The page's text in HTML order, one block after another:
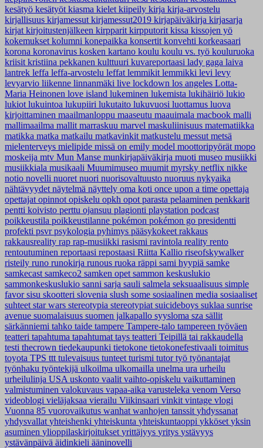
kesätyö kesätyöt kiasma kielet kiipeily kirja kirja-arvostelu
kirjallisuus kirjamessut kirjamessut2019 kirjapäiväkirja kirjasarja
kirjat kirjoitustenjälkeen kirpparit kirpputorit kissa kissojen yö
kokemukset kolumni konepaikka konsertit konvehti korkeasaari
korona koronavirus kosken kartano koulu koulu vs. työ kouluruoka
kriisit kristiina pekkanen kulttuuri kuvareportaasi lady gaga laiva
lantrek leffa leffa-arvostelu leffat lemmikit lemmikki levi levy
levyarvio liikenne linnanmäki live lockdown los angeles Lotta-
Maria Heinonen love island lukeminen lukemista lukihäiriö lukio
lukiot lukuintoa lukupiiri lukutaito lukuvuosi luottamus luova
kirjoittaminen maailmanloppu maaseutu maauimala macbook malli
mallimaailma mallit marraskuu marvel maskuliinisuus matematiikka
matikka matka matkailu matkavinkit matkustelu messut metsä
mielenterveys mielipide missä on emily model moottoripyörät mopo
moskeija mtv Mun Manse munkirjapäiväkirja muoti museo musiikki
musiikkiala musikaali Muumimuseo muumit myrsky netflix nikke
notio novelli nuoret nuori nuorisovaltuusto nuoruus nykyaika
nähtävyydet näytelmä näyttely oma koti once upon a time opettaja
opettajat opinnot opiskelu opkh opot parasta pelaaminen penkkarit
pentti koivisto perttu ojansuu plagionti playstation podcast
poikkeustila poikkeustilanne pokémon pokémon go presidentti
profekti psvrpsykologia pyhimys pääsykokeet rakkaus
rakkausreality rap rap-musiikki rasismi ravintola reality rento
rentoutuminen reportaasi repostaasi Riitta Kallio riseofskywalker
risteily runo runokirja runous ruoka räppi sami hyypiä samke
samkecast samkeco2 samken opet sammon keskuslukio
sammonkeskuslukio sanni sarja sauli salmela seksuaalisuus simple
favorsisu skootteri slovenia slush some sosiaalinen media sosiaaliset
suhteet star wars stereotypia stereotypiat suicideboys suklaa sunrise
avenue suomalaisuus suomen jalkapallo syysloma sza sällit
särkänniemi tahko taide tampere Tampere-talo tampereen työväen
teatteri tapahtuma tapahtumat tays teatteri Teipillä tai rakkaudella
testi thecrown tiedekaupunki tietokone tietokonefestivaali toimitus
toyota TPS ttt tulevaisuus tunteet turismi tutortyö työnantajat
työnhaku työntekijä ulkoilma ulkomailla unelma ura urheilu
urheilulinja USA uskonto vaalit vaihto-opiskelu vaikuttaminen
valmistuminen valokuvaus vapaa-aika varusteleka venom Verso
videoblogi vieläjaksaa vierailu Viikinsaari vinkit vintage vlogi
Vuonna 85 vuorovaikutus wanhat wanhojen tanssit yhdyssanat
yhdysvallat yhteishenki yhteiskunta yhteiskuntaoppi ykköset yksin
asuminen ylioppilaskirjoitukset yrittäjyys yritys ystävyys
ystävänpäivä äidinkieli ääninovelli